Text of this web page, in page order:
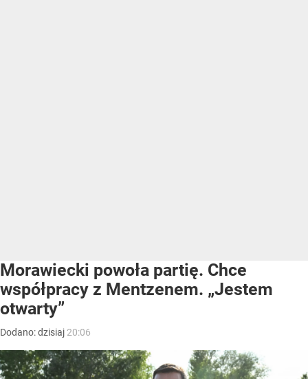
Morawiecki powoła partię. Chce
współpracy z Mentzenem. „Jestem
otwarty”
Dodano:dzisiaj 20:06